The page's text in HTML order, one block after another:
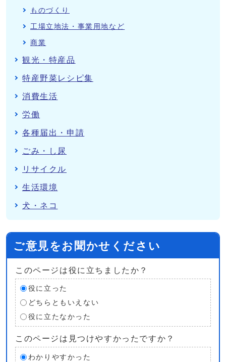
ものづくり
工場立地法・事業用地など
商業
観光・特産品
特産野菜レシピ集
消費生活
労働
各種届出・申請
ごみ・し尿
リサイクル
生活環境
犬・ネコ
ご意見をお聞かせください
このページは役に立ちましたか？
役に立った
どちらともいえない
役に立たなかった
このページは見つけやすかったですか？
わかりやすかった